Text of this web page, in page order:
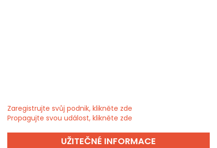
Zaregistrujte svůj podnik, klikněte zde
Propagujte svou událost, klikněte zde
UŽITEČNÉ INFORMACE